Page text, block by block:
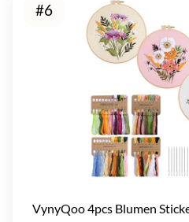
#6
VynyQoo 4pcs Blumen